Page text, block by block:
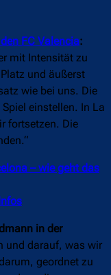
FC Valencia:
mit Intensität zu
und äußerst
wie bei uns. Die
einstellen. In La
fortsetzen. Die
– wie geht das
in der
und darauf, was wir
geordnet zu